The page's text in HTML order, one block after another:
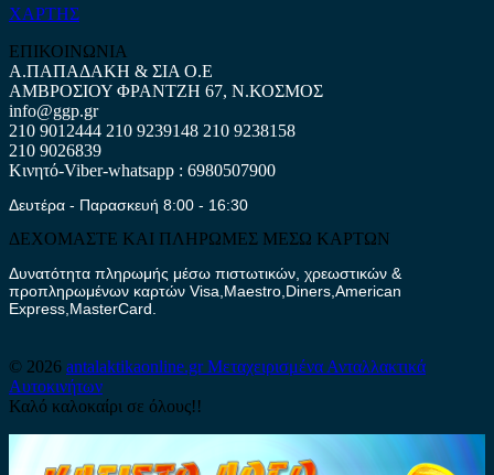
ΧΑΡΤΗΣ
ΕΠΙΚΟΙΝΩΝΙΑ
Α.ΠΑΠΑΔΑΚΗ & ΣΙΑ Ο.Ε
ΑΜΒΡΟΣΙΟΥ ΦΡΑΝΤΖΗ 67, Ν.ΚΟΣΜΟΣ
info@ggp.gr
210 9012444 210 9239148 210 9238158
210 9026839
Κινητό-Viber-whatsapp : 6980507900
Δευτέρα - Παρασκευή 8:00 - 16:30
ΔΕΧΟΜΑΣΤΕ ΚΑΙ ΠΛΗΡΩΜΕΣ ΜΕΣΩ ΚΑΡΤΩΝ
Δυνατότητα πληρωμής μέσω πιστωτικών, χρεωστικών &
προπληρωμένων καρτών Visa,Maestro,Diners,American
Express,MasterCard.
© 2026 antalaktikaonline.grΜεταχειρισμένα Ανταλλακτικά
Αυτοκινήτων
Καλό καλοκαίρι σε όλους!!